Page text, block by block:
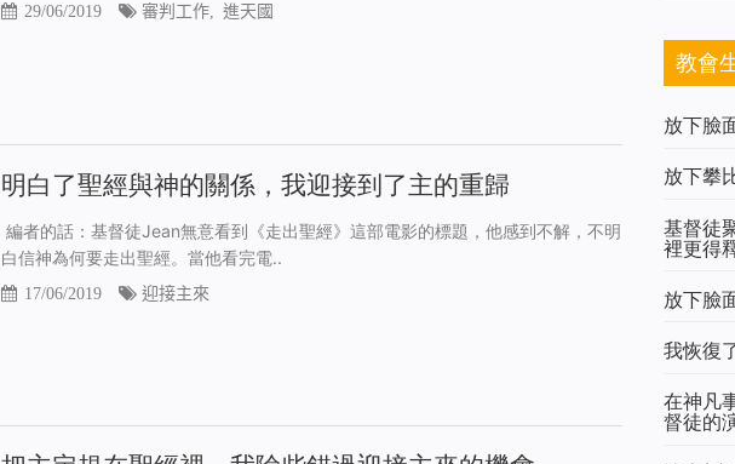
29/06/2019 審判工作, 進天國
明白了聖經與神的關係，我迎接到了主的重歸
編者的話：基督徒Jean無意看到《走出聖經》這部電影的標題，他感到不解，不明
白信神為何要走出聖經。當他看完電..
17/06/2019 迎接主來
教會
放下臉
放下攀
基督徒
裡更得
放下臉
我恢復
在神凡
督徒的